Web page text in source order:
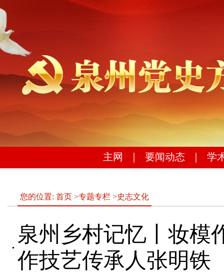
主网 要闻动态 学
您的位置: 首页 >专题专栏 >史志文化
泉州乡村记忆丨妆
作技艺传承人张明铁